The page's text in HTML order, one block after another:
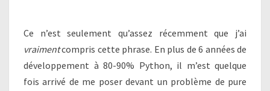
Ce n’est seulement qu’assez récemment que j’ai
vraimentcompris cette phrase. En plus de 6 années de
développement à 80-90% Python, il m’est quelque
fois arrivé de me poser devant un problème de pure